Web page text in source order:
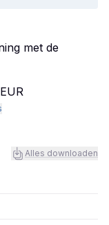
met de
Alles downloaden